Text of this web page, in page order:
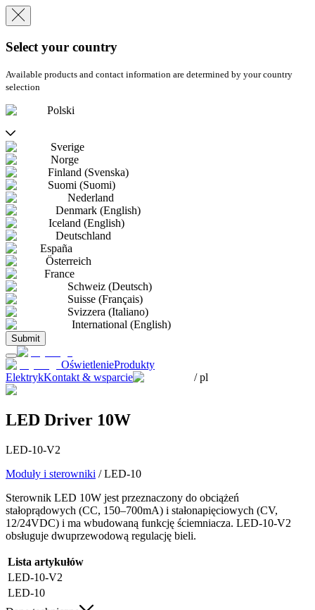
Select your country
Available products and contact information are determined by your country
selection
Polski
Sverige
Norge
Finland (Svenska)
Suomi (Suomi)
Nederland
Denmark (English)
Iceland (English)
Deutschland
España
Österreich
France
Schweiz (Deutsch)
Suisse (Français)
Svizzera (Italiano)
International (English)
Submit
OświetlenieProdukty
ElektrykKontakt & wsparcie /pl
LED Driver 10W
LED-10-V2
Moduły i sterowniki /LED-10
Sterownik LED 10W jest przeznaczony do obciążeń
stałoprądowych (CC, 150–700mA) i stałonapięciowych (CV,
12/24VDC) i ma wbudowaną funkcję ściemniacza. LED-10-V2
obsługuje dwuprzewodową regulację bieli.
Lista artykułów
LED-10-V2
LED-10